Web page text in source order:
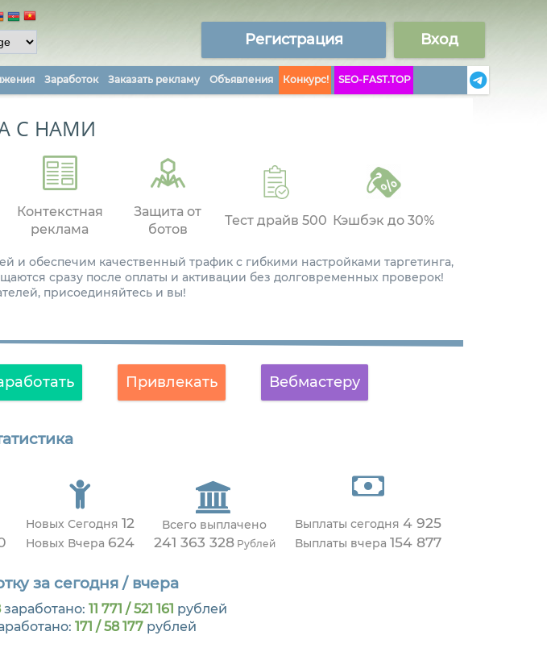
Регистрация Вход
Заработок Заказать рекламу Объявления Конкурс! SEO-FAST.TOP
С НАМИ
Контекстная
реклама
Защита от
ботов
Тест драйв 500 Кэшбэк до 30%
и обеспечим качественный трафик с гибкими настройками таргетинга,
сразу после оплаты и активации без долговременных проверок!
присоединяйтесь и вы!
Привлекать Вебмастеру
Новых Сегодня 12
Новых Вчера 624
Всего выплачено
241 363 328Рублей
Выплаты сегодня 4 925
Выплаты вчера 154 877
за сегодня / вчера
заработано: 11 771 / 521 161 рублей
171 / 58 177рублей